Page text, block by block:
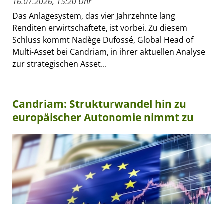
Das Anlagesystem, das vier Jahrzehnte lang
Renditen erwirtschaftete, ist vorbei. Zu diesem
Schluss kommt Nadège Dufossé, Global Head of
Multi-Asset bei Candriam, in ihrer aktuellen Analyse
zur strategischen Asset...
Candriam: Strukturwandel hin zu
europäischer Autonomie nimmt zu